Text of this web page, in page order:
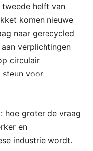
tweede helft van
komen nieuwe
naar gerecycled
verplichtingen
circulair
steun voor
hoe groter de vraag
en
industrie wordt.